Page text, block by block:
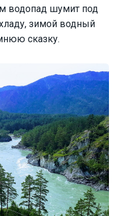
водопад шумит под
зимой водный
сказку.